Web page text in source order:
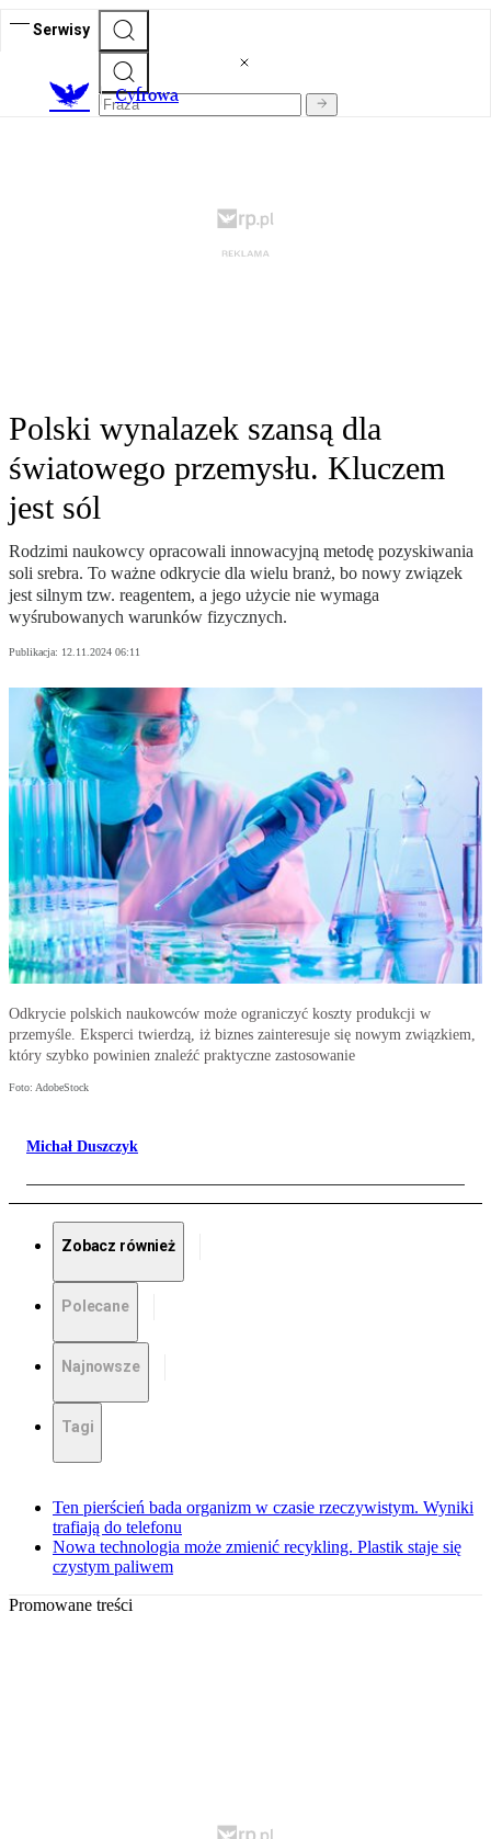
Serwisy
Cyfrowa
Polski wynalazek szansą dla
światowego przemysłu. Kluczem
jest sól
Rodzimi naukowcy opracowali innowacyjną metodę pozyskiwania
soli srebra. To ważne odkrycie dla wielu branż, bo nowy związek
jest silnym tzw. reagentem, a jego użycie nie wymaga
wyśrubowanych warunków fizycznych.
Publikacja: 12.11.2024 06:11
Odkrycie polskich naukowców może ograniczyć koszty produkcji w
przemyśle. Eksperci twierdzą, iż biznes zainteresuje się nowym związkiem,
który szybko powinien znaleźć praktyczne zastosowanie
Foto: AdobeStock
Michał Duszczyk
Zobacz również
Polecane
Najnowsze
Tagi
Ten pierścień bada organizm w czasie rzeczywistym. Wyniki
trafiają do telefonu
Nowa technologia może zmienić recykling. Plastik staje się
czystym paliwem
Promowane treści